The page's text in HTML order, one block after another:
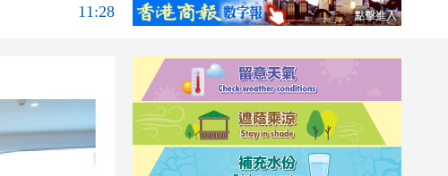
11:28
11:10